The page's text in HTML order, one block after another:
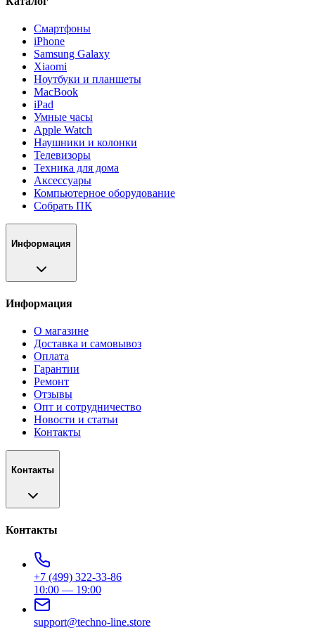
Смартфоны
iPhone
Samsung Galaxy
Xiaomi
Ноутбуки и планшеты
MacBook
iPad
Умные часы
Apple Watch
Наушники и колонки
Телевизоры
Техника для дома
Аксессуары
Компьютерное оборудование
Собрать ПК
Информация
Информация
О магазине
Доставка и самовывоз
Оплата
Гарантии
Ремонт
Отзывы
Опт и сотрудничество
Новости и статьи
Контакты
Контакты
Контакты
+7 (499) 322-33-86
10:00 — 19:00
support@techno-line.store